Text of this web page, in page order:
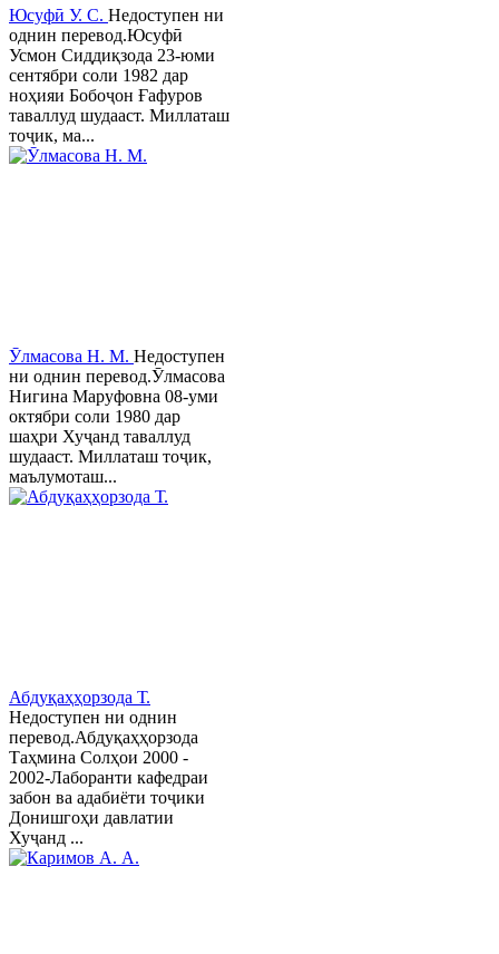
Юсуфӣ У. C. Недоступен ни
однин перевод.Юсуфӣ
Усмон Сиддиқзода 23-юми
сентябри соли 1982 дар
ноҳияи Бобоҷон Ғафуров
таваллуд шудааст. Миллаташ
тоҷик, ма...
Ӯлмасова Н. М. Недоступен
ни однин перевод.Ӯлмасова
Нигина Маруфовна 08-уми
октябри соли 1980 дар
шаҳри Хуҷанд таваллуд
шудааст. Миллаташ тоҷик,
маълумоташ...
Абдуқаҳҳорзода Т.
Недоступен ни однин
перевод.Абдуқаҳҳорзода
Таҳмина Солҳои 2000 -
2002-Лаборанти кафедраи
забон ва адабиёти тоҷики
Донишгоҳи давлатии
Хуҷанд ...